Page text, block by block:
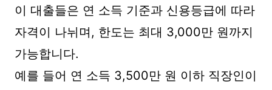
이 대출들은 연 소득 기준과 신용등급에 따라
자격이 나뉘며, 한도는 최대 3,000만 원까지
가능합니다.
예를 들어 연 소득 3,500만 원 이하 직장인이